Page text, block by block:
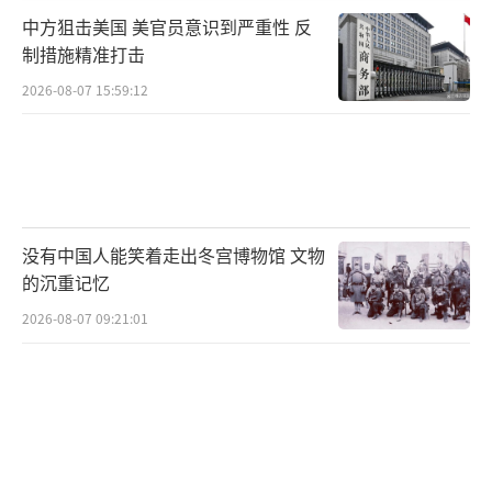
中方狙击美国 美官员意识到严重性 反
制措施精准打击
2026-08-07 15:59:12
没有中国人能笑着走出冬宫博物馆 文物
的沉重记忆
2026-08-07 09:21:01